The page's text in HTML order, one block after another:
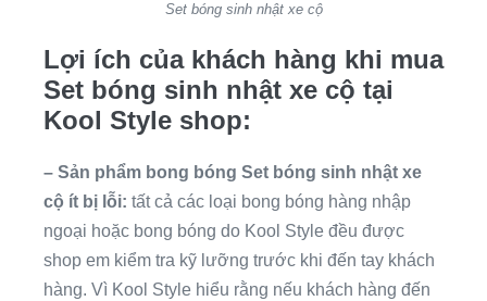
Set bóng sinh nhật xe cộ
Lợi ích của khách hàng khi mua
Set bóng sinh nhật xe cộ tại
Kool Style shop:
– Sản phẩm bong bóng Set bóng sinh nhật xe
cộ ít bị lỗi: tất cả các loại bong bóng hàng nhập
ngoại hoặc bong bóng do Kool Style đều được
shop em kiểm tra kỹ lưỡng trước khi đến tay khách
hàng. Vì Kool Style hiểu rằng nếu khách hàng đến